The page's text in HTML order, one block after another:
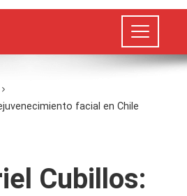
facial en Chile
Cubillos: